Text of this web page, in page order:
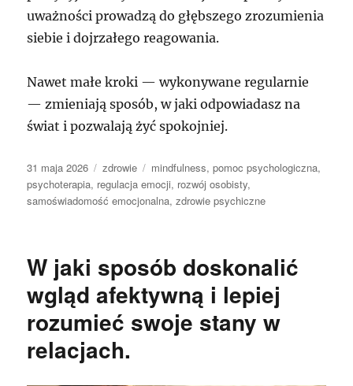
uważności prowadzą do głębszego zrozumienia
siebie i dojrzałego reagowania.
Nawet małe kroki — wykonywane regularnie
— zmieniają sposób, w jaki odpowiadasz na
świat i pozwalają żyć spokojniej.
Data
publikacji
31 maja 2026 Kategorie
zdrowie Tagi
mindfulness,pomoc psychologiczna,
psychoterapia, regulacja emocji, rozwój osobisty,
samoświadomość emocjonalna,zdrowie psychiczne
W jaki sposób doskonalić
wgląd afektywną i lepiej
rozumieć swoje stany w
relacjach.